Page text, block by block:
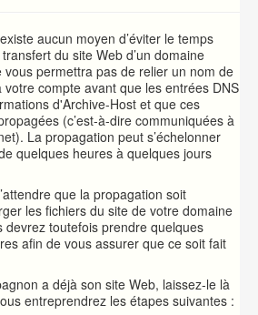
aucun moyen d’éviter le temps
du site Web d’un domaine
permettra pas de relier un nom de
compte avant que les entrées DNS
d'Archive-Host et que ces
(c’est-à-dire communiquées à
La propagation peut s’échelonner
quelques heures à quelques jours
que la propagation soit
les fichiers du site de votre domaine
devrez toutefois prendre quelques
afin de vous assurer que ce soit fait
a déjà son site Web, laissez-le là
entreprendrez les étapes suivantes :